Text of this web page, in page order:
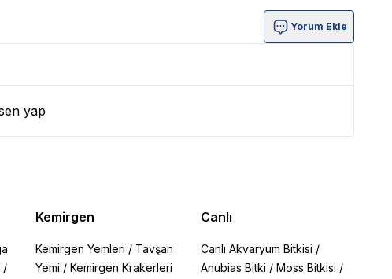
Yorum Ekle
yap
/
Kemirgen
Kemirgen Yemleri / Tavşan
Yemi / Kemirgen Krakerleri
Canlı
Canlı Akvaryum Bitkisi /
Anubias Bitki /Moss Bitkisi /